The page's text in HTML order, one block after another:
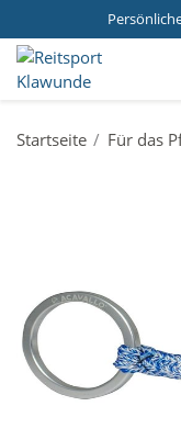
Startseite Für das